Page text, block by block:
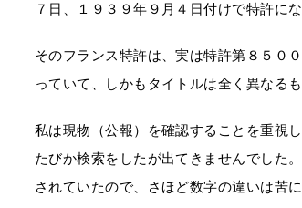
７日、１９３９年９月４日付けで特許に
そのフランス特許は、実は特許第８５０
っていて、しかもタイトルは全く異なるも
私は現物（公報）を確認することを重視
たびか検索をしたが出てきませんでした
されていたので、さほど数字の違いは苦